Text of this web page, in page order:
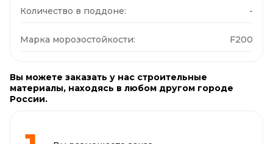
Количество в поддоне: -
Марка морозостойкости: F200
Вы можете заказать у нас строительные
материалы, находясь в любом другом городе
России.